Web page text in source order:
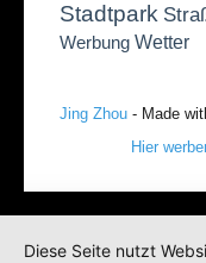
Stadtpark
Werbung Wetter
Jing Zhou - Made
Hier
Diese Seite nutzt